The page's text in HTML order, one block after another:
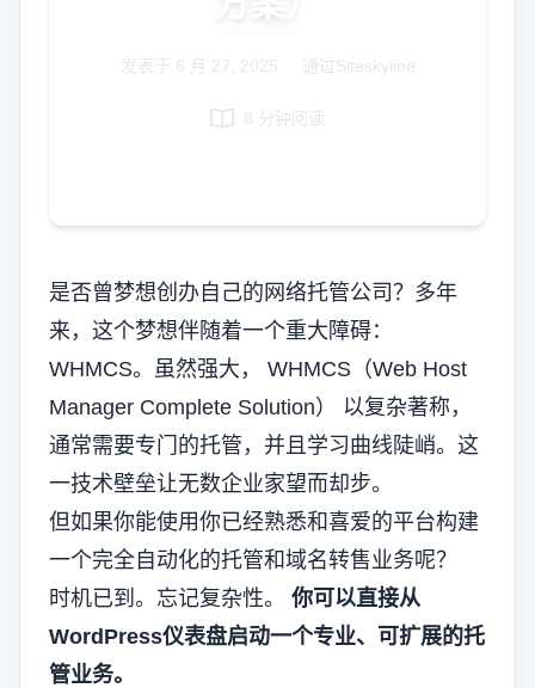
Polish
发表于 6 月 27, 2025 通过Siteskyline
8 分钟阅读
是否曾梦想创办自己的网络托管公司？多年
来，这个梦想伴随着一个重大障碍：
WHMCS。虽然强大， WHMCS（Web Host
Manager Complete Solution）
以复杂著称，
通常需要专门的托管，并且学习曲线陡峭。这
一技术壁垒让无数企业家望而却步。
但如果你能使用你已经熟悉和喜爱的平台构建
一个完全自动化的托管和域名转售业务呢？
时机已到。忘记复杂性。 你可以直接从
WordPress仪表盘启动一个专业、可扩展的托
管业务。